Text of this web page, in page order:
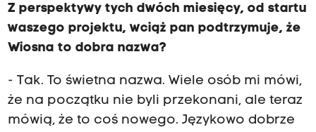
Z perspektywy tych dwóch miesięcy, od startu
waszego projektu, wciąż pan podtrzymuje, że
Wiosna to dobra nazwa?
- Tak. To świetna nazwa. Wiele osób mi mówi,
że na początku nie byli przekonani, ale teraz
mówią, że to coś nowego. Językowo dobrze